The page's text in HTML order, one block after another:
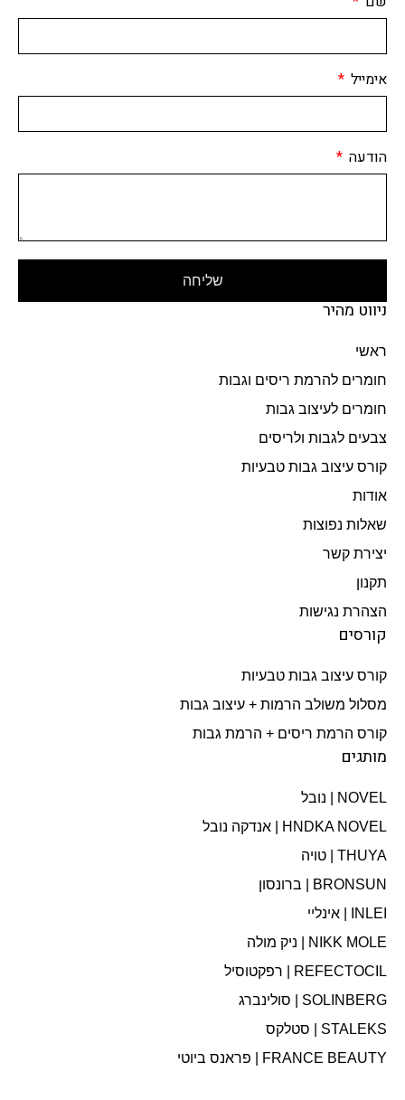
ניווט מהיר
ראשי
חומרים להרמת ריסים וגבות
חומרים לעיצוב גבות
צבעים לגבות ולריסים
קורס עיצוב גבות טבעיות
אודות
שאלות נפוצות
יצירת קשר
תקנון
הצהרת נגישות
קורסים
קורס עיצוב גבות טבעיות
מסלול משולב הרמות + עיצוב גבות​
קורס הרמת ריסים + הרמת גבות
מותגים
NOVEL | נובל
HNDKA NOVEL | אנדקה נובל
THUYA | טויה
BRONSUN | ברונסון
INLEI | אינליי
NIKK MOLE | ניק מולה
REFECTOCIL | רפקטוסיל
SOLINBERG | סולינברג
STALEKS | סטלקס
FRANCE BEAUTY | פראנס ביוטי
אימייל
הודעה
שליחה